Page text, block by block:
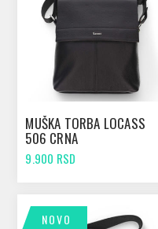
MUŠKA TORBA LOCASS
506 CRNA
9.900 RSD
NOVO